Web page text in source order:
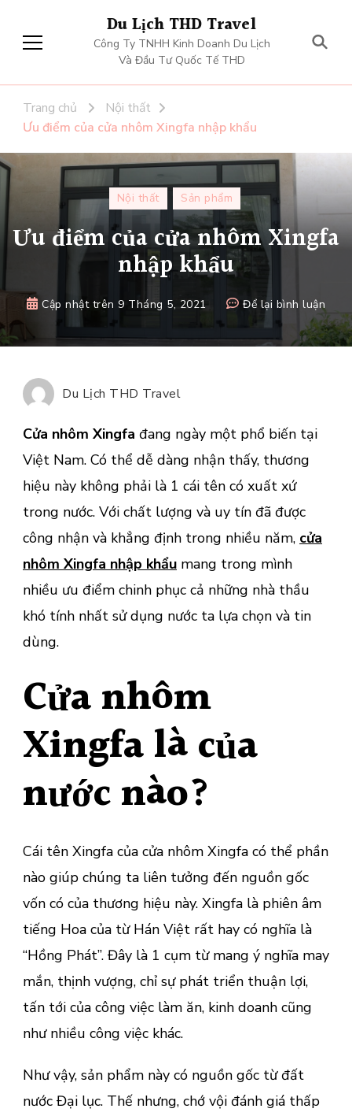
Du Lịch THD Travel
Công Ty TNHH Kinh Doanh Du Lịch
Và Đầu Tư Quốc Tế THD
Trang chủ
Nội thất
Ưu điểm của cửa nhôm Xingfa nhập khẩu
Nội thất Sản phẩm
Ưu điểm của cửa nhôm Xingfa
nhập khẩu
Cập nhật trên 9 Tháng 5, 2021 Để lại bình luận
Ưu
điểm
Du Lịch THD Travel
Cửa nhôm Xingfa đang ngày một phổ biến tại
Việt Nam. Có thể dễ dàng nhận thấy, thương
hiệu này không phải là 1 cái tên có xuất xứ
trong nước. Với chất lượng và uy tín đã được
công nhận và khẳng định trong nhiều năm, cửa
nhôm Xingfa nhập khẩu mang trong mình
nhiều ưu điểm chinh phục cả những nhà thầu
khó tính nhất sử dụng nước ta lựa chọn và tin
dùng.
Cửa nhôm
Xingfa là của
nước nào?
Cái tên Xingfa của cửa nhôm Xingfa có thể phần
nào giúp chúng ta liên tưởng đến nguồn gốc
vốn có của thương hiệu này. Xingfa là phiên âm
tiếng Hoa của từ Hán Việt rất hay có nghĩa là
“Hồng Phát”. Đây là 1 cụm từ mang ý nghĩa may
mắn, thịnh vượng, chỉ sự phát triển thuận lợi,
tấn tới của công việc làm ăn, kinh doanh cũng
như nhiều công việc khác.
Như vậy, sản phẩm này có nguồn gốc từ đất
nước Đại lục. Thế nhưng, chớ vội đánh giá thấp